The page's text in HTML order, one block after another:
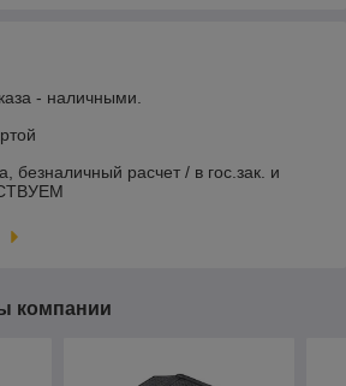
- наличными.
безналичный расчет / в гос.зак. и
компании